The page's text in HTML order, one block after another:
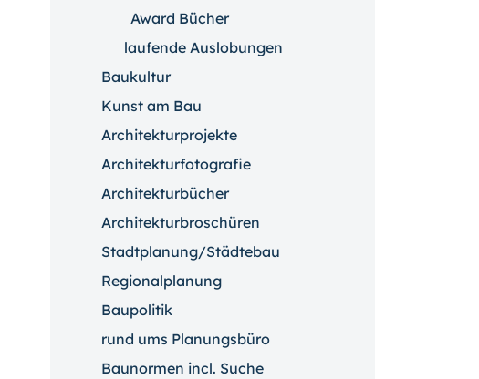
Award Bücher
laufende Auslobungen
Baukultur
Kunst am Bau
Architekturprojekte
Architekturfotografie
Architekturbücher
Architekturbroschüren
Stadtplanung/Städtebau
Regionalplanung
Baupolitik
rund ums Planungsbüro
Baunormen incl. Suche